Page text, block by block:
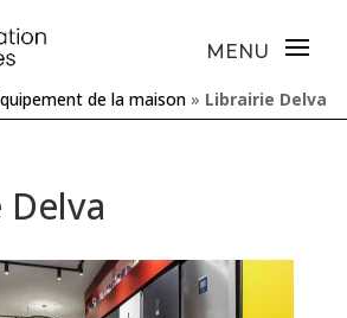
de la maison » Librairie Delva
Delva